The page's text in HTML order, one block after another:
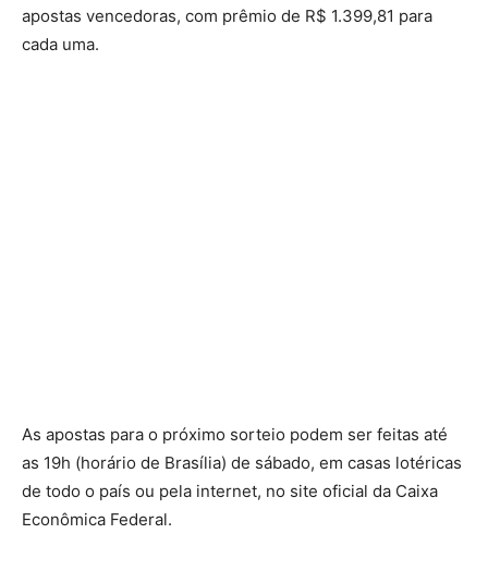
apostas vencedoras, com prêmio de R$ 1.399,81 para
cada uma.
As apostas para o próximo sorteio podem ser feitas até
as 19h (horário de Brasília) de sábado, em casas lotéricas
de todo o país ou pela internet, no site oficial da Caixa
Econômica Federal.